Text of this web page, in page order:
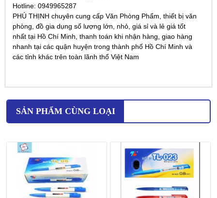
Hotline: 0949965287
PHÚ THỊNH chuyên cung cấp Văn Phòng Phẩm, thiết bị văn
phòng, đồ gia dụng số lượng lớn, nhỏ, giá sỉ và lẻ giá tốt
nhất tại Hồ Chí Minh, thanh toán khi nhận hàng, giao hàng
nhanh tại các quận huyện trong thành phố Hồ Chí Minh và
các tỉnh khác trên toàn lãnh thổ Việt Nam
SẢN PHẨM CÙNG LOẠI